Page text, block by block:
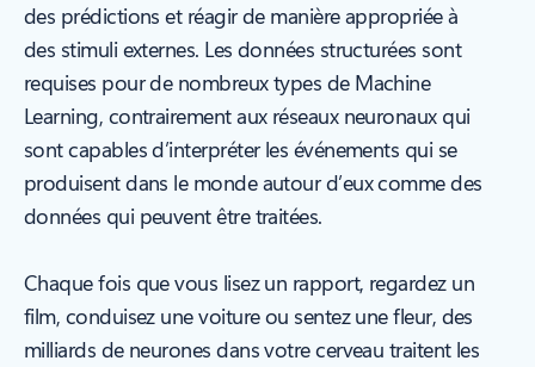
des prédictions et réagir de manière appropriée à
des stimuli externes. Les données structurées sont
requises pour de nombreux types de Machine
Learning, contrairement aux réseaux neuronaux qui
sont capables d’interpréter les événements qui se
produisent dans le monde autour d’eux comme des
données qui peuvent être traitées.
Chaque fois que vous lisez un rapport, regardez un
film, conduisez une voiture ou sentez une fleur, des
milliards de neurones dans votre cerveau traitent les